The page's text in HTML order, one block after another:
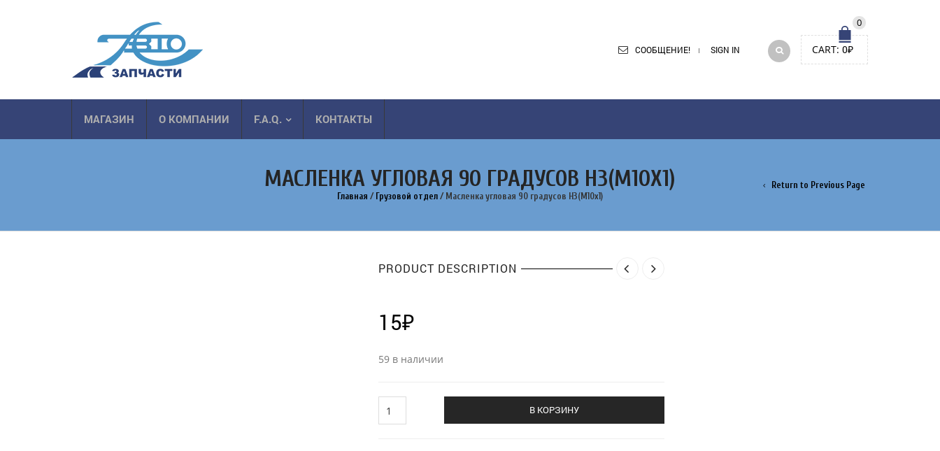
0
CART: 0₽
СООБЩЕНИЕ! SIGN IN
МАГАЗИН О КОМПАНИИ F.A.Q. КОНТАКТЫ
МАСЛЕНКА УГЛОВАЯ 90 ГРАДУСОВ Н3(М10Х1)
Главная / Грузовой отдел / Масленка угловая 90 градусов Н3(М10х1)
Return to Previous Page
PRODUCT DESCRIPTION
15₽
59 в наличии
угловая
В КОРЗИНУ